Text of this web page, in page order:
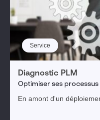
Service
Diagnostic PLM
Optimiser ses
En amont d'un